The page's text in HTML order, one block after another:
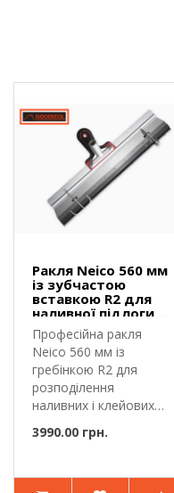
Ракля Neico 560 мм
із зубчастою
вставкою R2 для
наливної підлоги,
клею та
самовирівнювальних
сумішей
Професійна ракля
Neico 560 мм із
гребінкою R2 для
розподілення
наливних і клейових
3990.00 грн.